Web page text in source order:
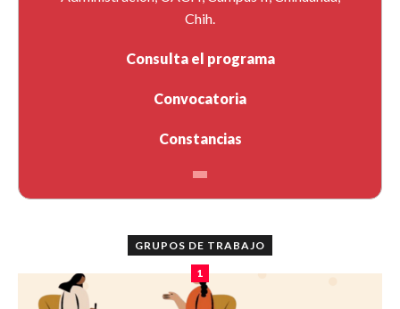
Chih.
Consulta el programa
Convocatoria
Constancias
GRUPOS DE TRABAJO
1